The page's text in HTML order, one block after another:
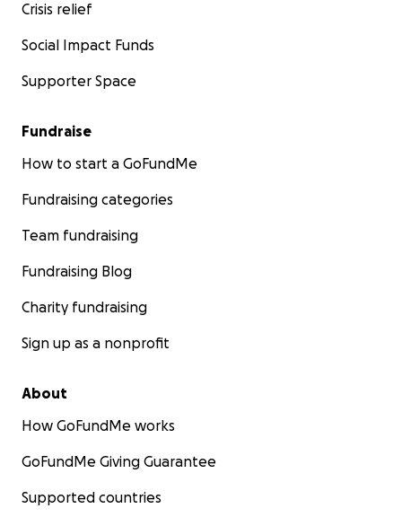
Crisis relief
Social Impact Funds
Supporter Space
Fundraise
How to start a GoFundMe
Fundraising categories
Team fundraising
Fundraising Blog
Charity fundraising
Sign up as a nonprofit
About
How GoFundMe works
GoFundMe Giving Guarantee
Supported countries